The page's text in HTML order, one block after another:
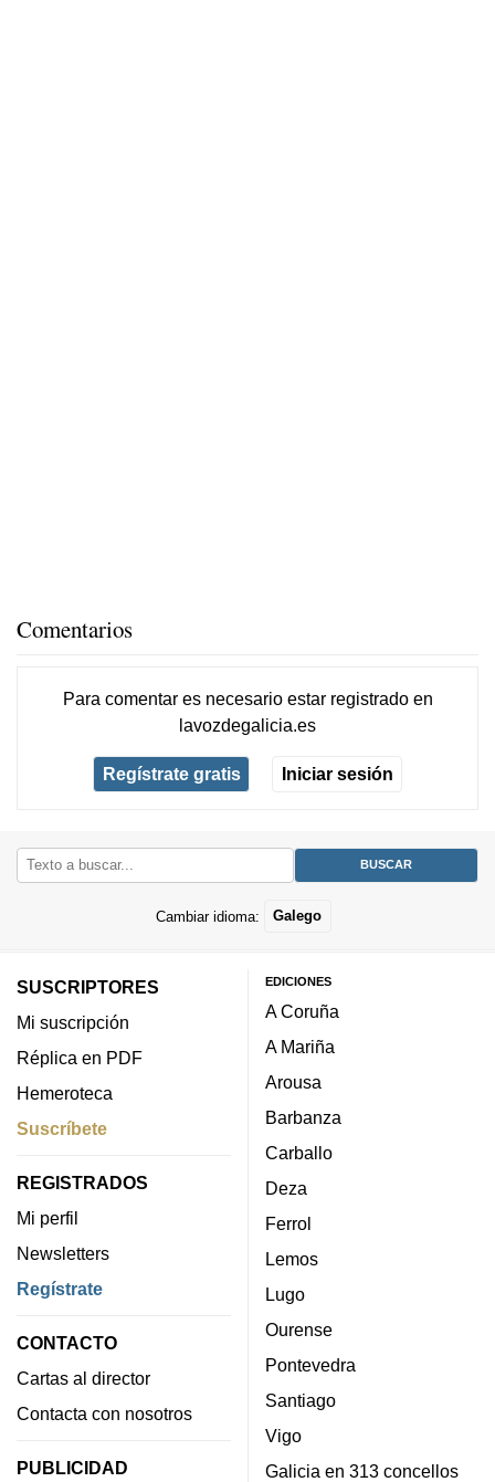
Comentarios
Para comentar es necesario estar registradoen
lavozdegalicia.es
Regístrate gratis Iniciar sesión
Cambiar idioma: Galego
SUSCRIPTORES
Mi suscripción
Réplica en PDF
Hemeroteca
Suscríbete
REGISTRADOS
Mi perfil
Newsletters
Regístrate
CONTACTO
Cartas al director
Contacta con nosotros
PUBLICIDAD
EDICIONES
A Coruña
A Mariña
Arousa
Barbanza
Carballo
Deza
Ferrol
Lemos
Lugo
Ourense
Pontevedra
Santiago
Vigo
Galicia en 313 concellos